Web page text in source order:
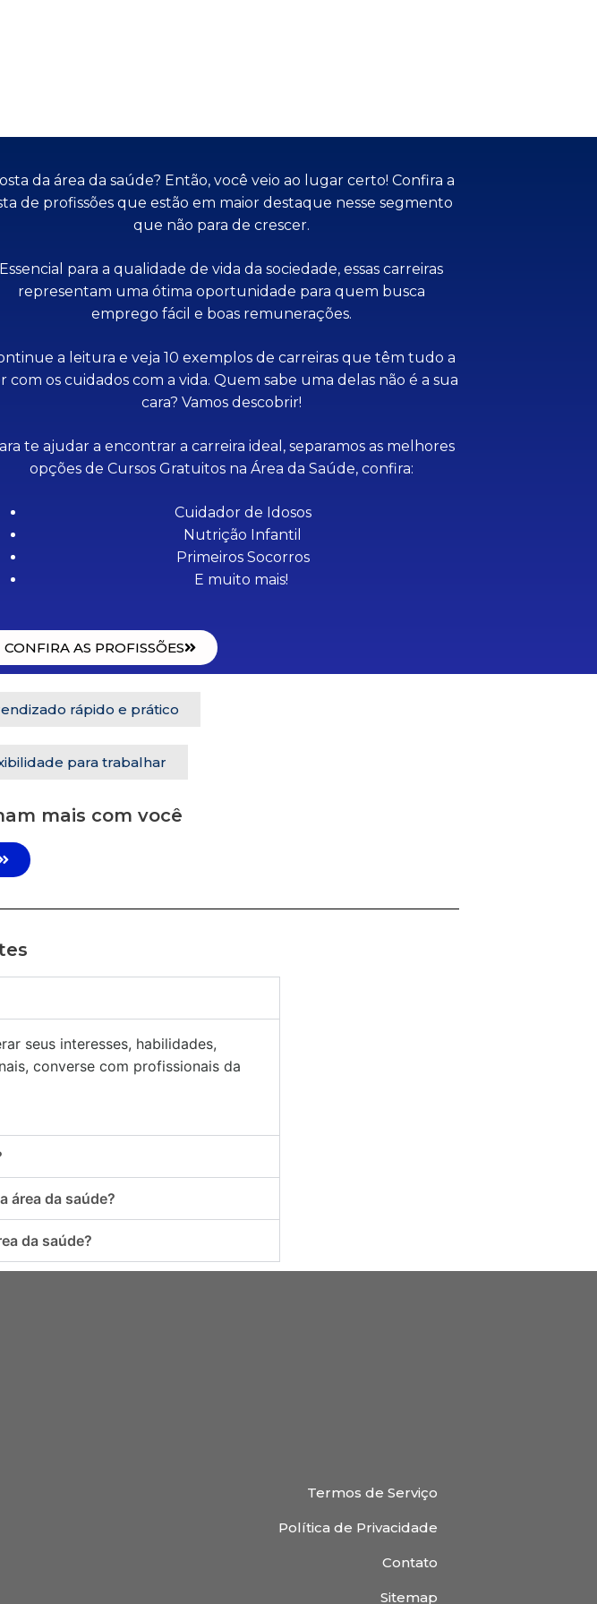
da área da saúde? Então, você veio ao lugar certo! Confira a
de profissões que estão em maior destaque nesse segmento
que não para de crescer.
Essencial para a qualidade de vida da sociedade, essas carreiras
representam uma ótima oportunidade para quem busca
emprego fácil e boas remunerações.
a leitura e veja 10 exemplos de carreiras que têm tudo a
com os cuidados com a vida. Quem sabe uma delas não é a sua
cara? Vamos descobrir!
te ajudar a encontrar a carreira ideal, separamos as melhores
opções de Cursos Gratuitos na Área da Saúde, confira:
Cuidador de Idosos
Nutrição Infantil
Primeiros Socorros
E muito mais!
CONFIRA AS PROFISSÕES
rápido e prático
para trabalhar
mais com você
seus interesses, habilidades,
converse com profissionais da
área da saúde?
da saúde?
Termos de Serviço
Política de Privacidade
Contato
Sitemap